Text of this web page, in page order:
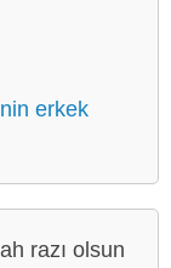
erkek
razı olsun